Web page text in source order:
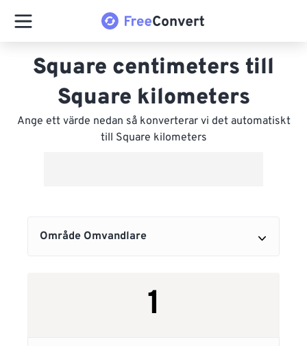
Square centimeters till
Square kilometers
Ange ett värde nedan så konverterar vi det automatiskt
till Square kilometers